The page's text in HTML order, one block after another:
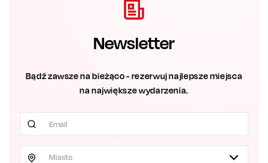
Newsletter
Bądź zawsze na bieżąco - rezerwuj najlepsze miejsca
na największe wydarzenia.
Miasto